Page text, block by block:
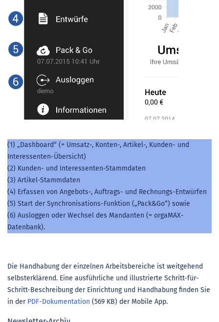
(1) „Dashboard“ (= Umsatz-, Konten-, Artikel-, Kunden- und
Interessenten-Übersicht)
(2) Kunden- und Interessenten-Stammdaten
(3) Artikel-Stammdaten
(4) Erfassen von Angebots-, Auftrags- und Rechnungs-Entwürfen
(5) Start der Synchronisations-Funktion („Pack&Go“) sowie
(6) Ausloggen oder Wechsel des Mandanten (= orgaMAX-
Datenbank).
Die Handhabung der einzelnen Arbeitsbereiche ist weitgehend
selbsterklärend. Eine ausführliche und illustrierte Schritt-für-
Schritt-Beschreibung der Einrichtung und Handhabung finden Sie
in der PDF-Dokumentation (569 KB) der Mobile App.